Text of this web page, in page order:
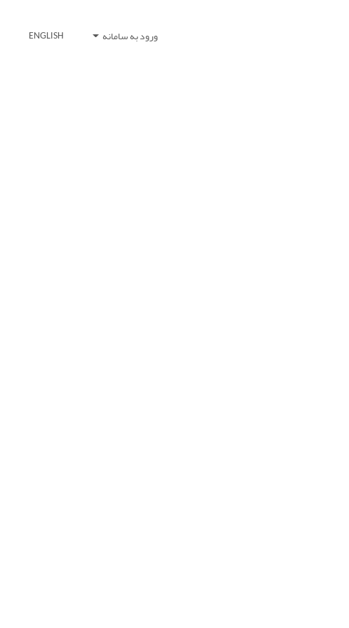
ورود به سامانه ENGLISH